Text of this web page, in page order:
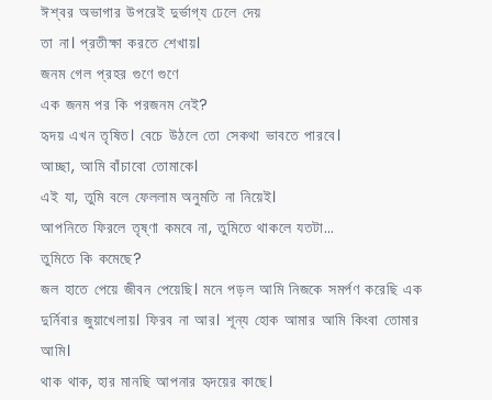
ঈশ্বর অভাগার উপরেই দুর্ভাগ্য ঢেলে দেয়
তা না। প্রতীক্ষা করতে শেখায়।
জনম গেল প্রহর গুণে গুণে
এক জনম পর কি পরজনম নেই?
হৃদয় এখন তৃষিত। বেচে উঠলে তো সেকথা ভাবতে পারবে।
আচ্ছা, আমি বাঁচাবো তোমাকে।
এই যা, তুমি বলে ফেললাম অনুমতি না নিয়েই।
আপনিতে ফিরলে তৃষ্ণা কমবে না, তুমিতে থাকলে যতটা…
তুমিতে কি কমেছে?
জল হাতে পেয়ে জীবন পেয়েছি। মনে পড়ল আমি নিজকে সমর্পণ করেছি এক
দুর্নিবার জুয়াখেলায়। ফিরব না আর। শূন্য হোক আমার আমি কিংবা তোমার
আমি।
থাক থাক, হার মানছি আপনার হৃদয়ের কাছে।